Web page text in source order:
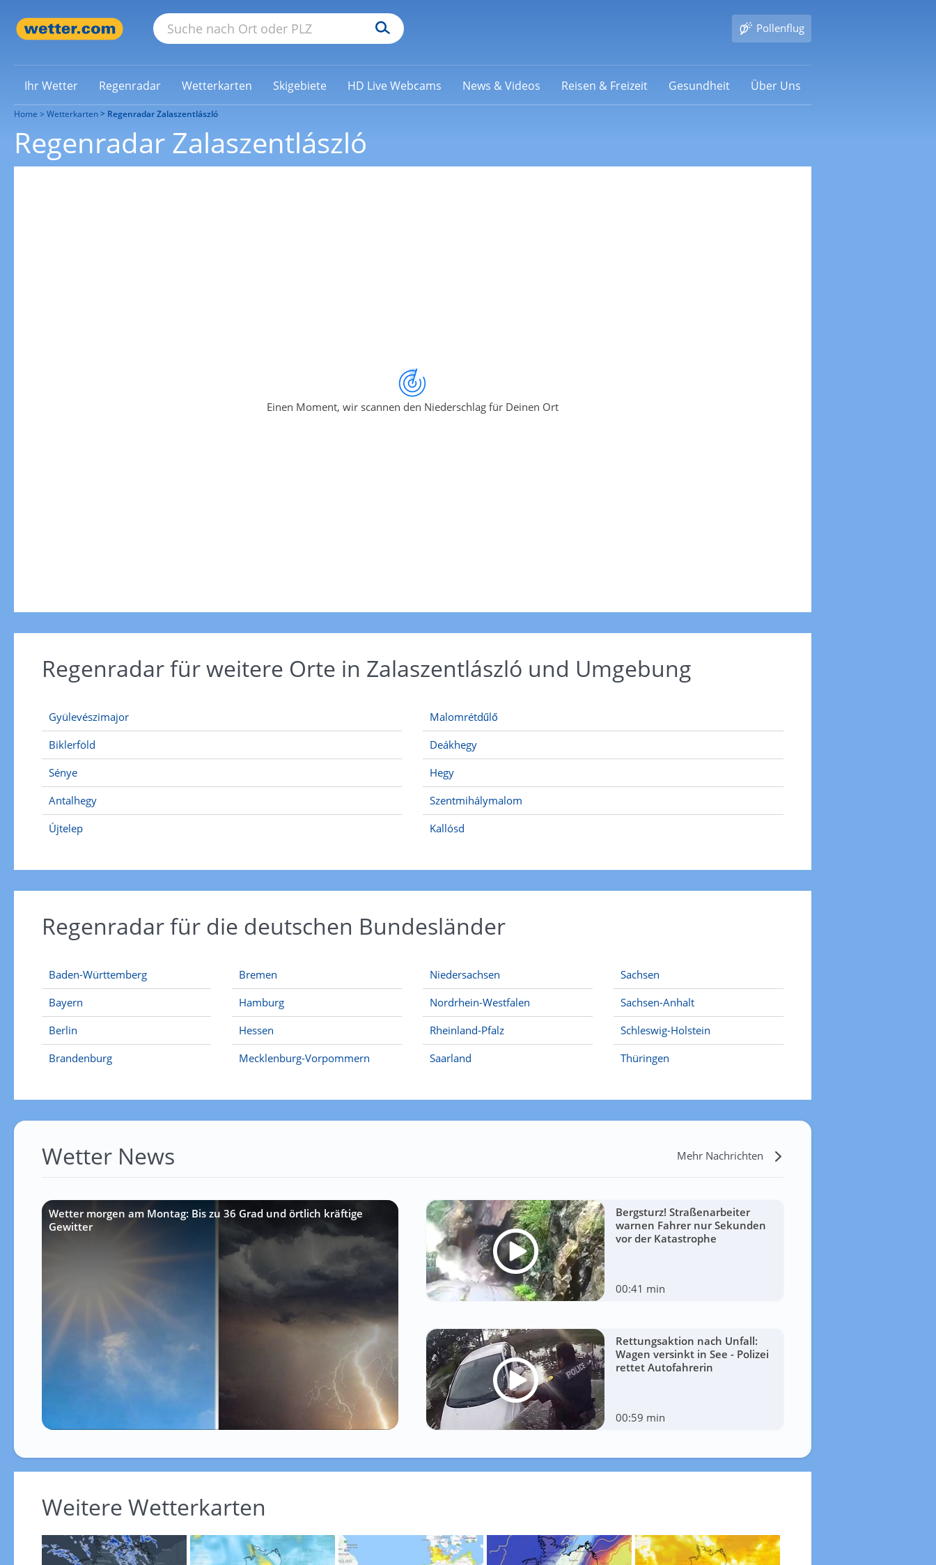
Pollenflug
Ihr Wetter Regenradar Wetterkarten Skigebiete HD Live Webcams News & Videos Reisen & Freizeit Gesundheit Über Uns
Home Wetterkarten Regenradar Zalaszentlászló
Regenradar Zalaszentlászló
Einen Moment, wir scannen den Niederschlag für Deinen Ort
Regenradar für weitere Orte in Zalaszentlászló und Umgebung
Gyülevészimajor
Biklerföld
Sénye
Antalhegy
Újtelep
Malomrétdűlő
Deákhegy
Hegy
Szentmihálymalom
Kallósd
Regenradar für die deutschen Bundesländer
Baden-Württemberg
Bayern
Berlin
Brandenburg
Bremen
Hamburg
Hessen
Mecklenburg-Vorpommern
Niedersachsen
Nordrhein-Westfalen
Rheinland-Pfalz
Saarland
Sachsen
Sachsen-Anhalt
Schleswig-Holstein
Thüringen
Wetter News Mehr Nachrichten
Wetter morgen am Montag: Bis zu 36 Grad und örtlich kräftige
Gewitter
Bergsturz! Straßenarbeiter
warnen Fahrer nur Sekunden
vor der Katastrophe
00:41 min
Rettungsaktion nach Unfall:
Wagen versinkt in See - Polizei
rettet Autofahrerin
00:59 min
Weitere Wetterkarten